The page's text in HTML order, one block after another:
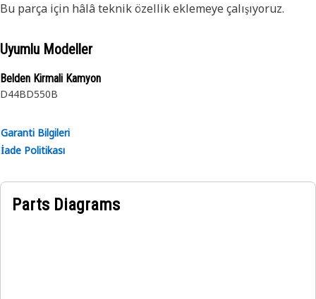
Bu parça için hâlâ teknik özellik eklemeye çalışıyoruz.
Uyumlu Modeller
Belden Kirmali Kamyon
D44BD550B
Garanti Bilgileri
İade Politikası
Parts Diagrams